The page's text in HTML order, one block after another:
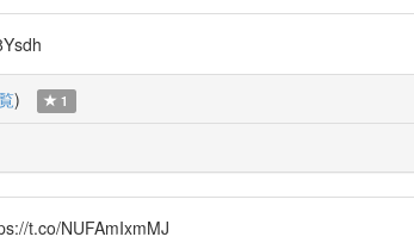
) 1
t.co/NUFAmIxmMJ